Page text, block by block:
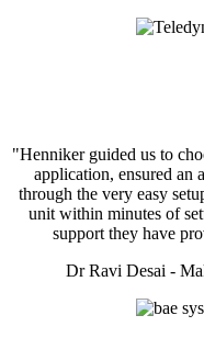
"Henniker guided us to
application, ensured an
through the very easy
unit within minutes of
support they have
Dr Ravi Desai -